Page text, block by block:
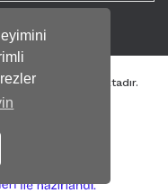
ile korunmaktadır.
e- ile